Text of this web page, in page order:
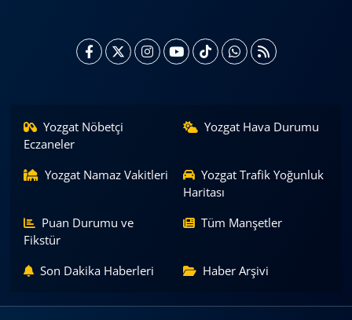
Yozgat Nöbetçi
Eczaneler
Yozgat Hava Durumu
Yozgat Namaz Vakitleri
Yozgat Trafik Yoğunluk
Haritası
Puan Durumu ve
Fikstür
Tüm Manşetler
Son Dakika Haberleri Haber Arşivi